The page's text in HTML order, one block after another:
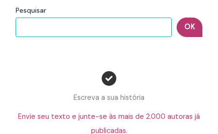
Pesquisar
OK
Escreva a sua história
Envie seu texto e junte-se às mais de 2.000 autoras já
publicadas.